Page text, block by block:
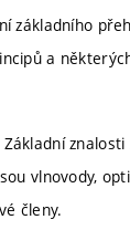
základního
a
vlnovody,
členy.